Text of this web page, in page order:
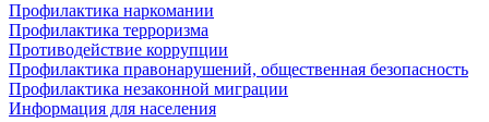
Профилактика наркомании
Профилактика терроризма
Противодействие коррупции
Профилактика правонарушений, общественная безопасность
Профилактика незаконной миграции
Информация для населения